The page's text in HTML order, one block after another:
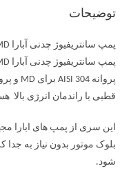
توضیحات
قطبی با راندمان انرژی بالا
این سری از پمپ های ابارا
بلوک موتور بدون نیاز به جدا
شود.